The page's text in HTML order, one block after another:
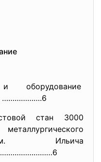
……………….6
стан 3000
Ильича